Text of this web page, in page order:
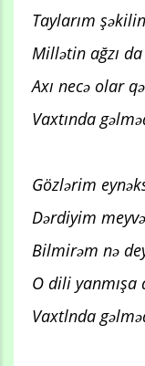
Taylarım
Millətin ağzı da
Axı necə olar
Vaxtında
Gözlərim
Dərdiyim
Bilmirəm nə
O dili yanmışa
Vaxtlnda